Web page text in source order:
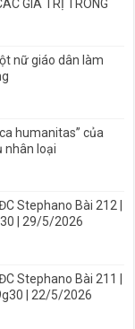
GIÁ TRỊ TRONG
nữ giáo dân làm
humanitas” của
nhân loại
Stephano Bài 212 |
| 29/5/2026
Stephano Bài 211 |
| 22/5/2026